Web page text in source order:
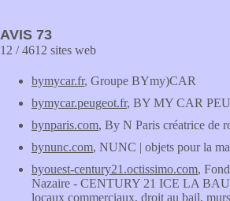
AVIS 73
12 / 4612 sites web
bymycar.fr, Groupe BYmy)CAR
bymycar.peugeot.fr, BY MY CAR
bynparis.com, By N Paris créatrice de
bynunc.com, NUNC | objets pour la
byouest-century21.octissimo.com,
Nazaire - CENTURY 21 ICE LA
locaux commerciaux, droit au bail,